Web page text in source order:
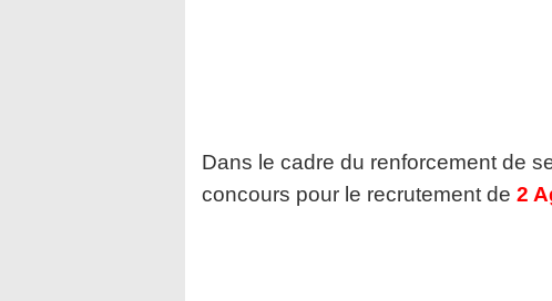
Dans le cadre du renforcement de
concours pour le recrutement de 2